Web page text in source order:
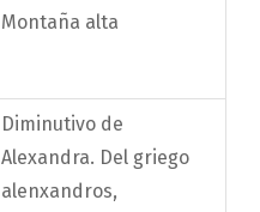
Montaña alta
Diminutivo de
Alexandra. Del griego
alenxandros,